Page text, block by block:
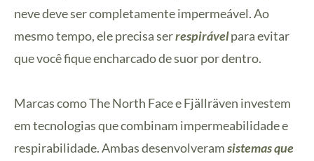
neve deve ser completamente impermeável. Ao
mesmo tempo, ele precisa serrespirávelpara evitar
que você fique encharcado de suor por dentro.
Marcas como The North Face e Fjällräven investem
em tecnologias que combinam impermeabilidade e
respirabilidade. Ambas desenvolveramsistemas que